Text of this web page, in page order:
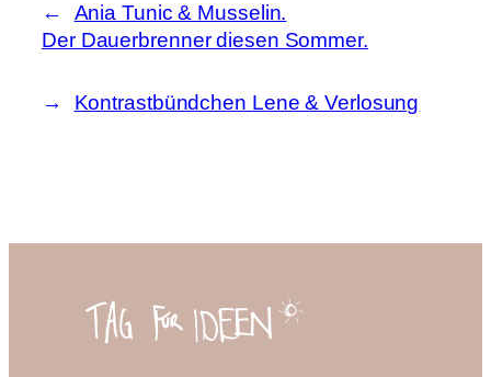
Ania Tunic & Musselin.
Der Dauerbrenner diesen Sommer.
Kontrastbündchen Lene & Verlosung